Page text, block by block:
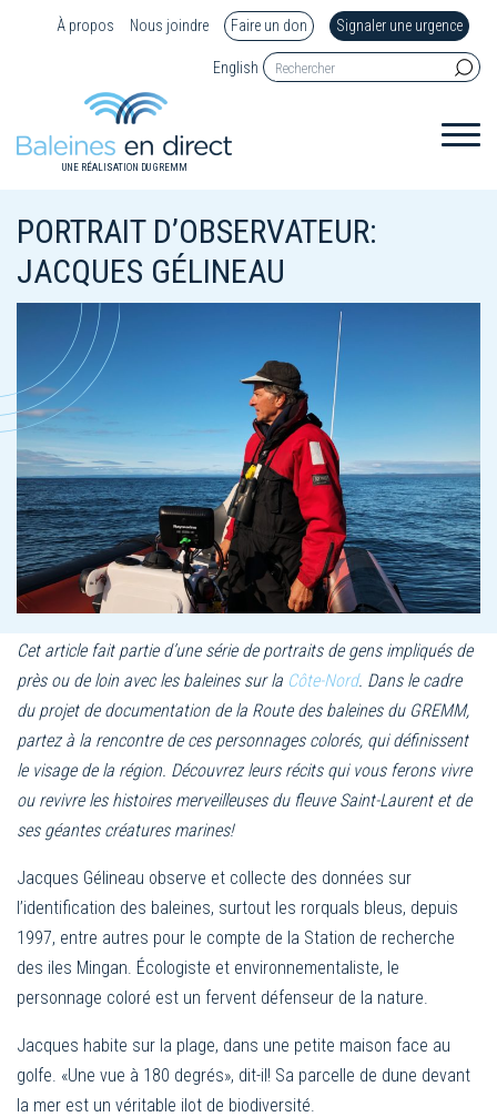
À propos Nous joindre Faire un don Signaler une urgence
English
UNE RÉALISATION DU GREMM
PORTRAIT D’OBSERVATEUR:
JACQUES GÉLINEAU
Cet article fait partie d’une série de portraits de gens impliqués de
près ou de loin avec les baleines sur la Côte-Nord. Dans le cadre
du projet de documentation de la Route des baleines du GREMM,
partez à la rencontre de ces personnages colorés, qui définissent
le visage de la région. Découvrez leurs récits qui vous ferons vivre
ou revivre les histoires merveilleuses du fleuve Saint-Laurent et de
ses géantes créatures marines!
Jacques Gélineau observe et collecte des données sur
l’identification des baleines, surtout les rorquals bleus, depuis
1997, entre autres pour le compte de la Station de recherche
des iles Mingan. Écologiste et environnementaliste, le
personnage coloré est un fervent défenseur de la nature.
Jacques habite sur la plage, dans une petite maison face au
golfe. «Une vue à 180 degrés», dit-il! Sa parcelle de dune devant
la mer est un véritable ilot de biodiversité.